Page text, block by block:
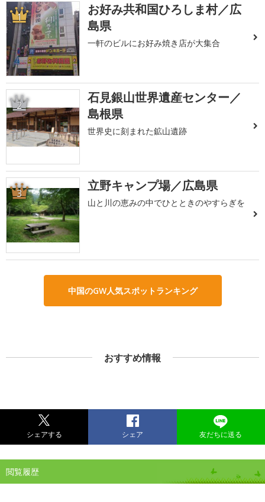
1
お好み共和国ひろしま村／広
島県
一軒のビルにお好み焼き店が大集合
2
石見銀山世界遺産センター／
島根県
世界史に刻まれた鉱山遺跡
3 立野キャンプ場／広島県
山と川の恵みの中でひとときのやすらぎを
中国のGW人気スポットランキング
おすすめ情報
シェアする シェア 友だちに送る
閲覧履歴